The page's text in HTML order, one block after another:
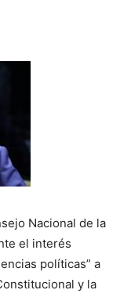
Nacional de la
el interés
políticas” a
y la